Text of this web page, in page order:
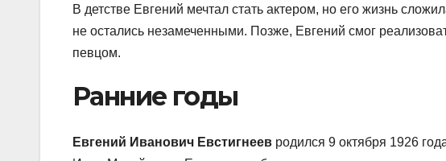
В детстве Евгений мечтал стать актером, но его жизнь
не остались незамеченными. Позже, Евгений смог
певцом.
Ранние годы
Евгений Иванович Евстигнеев родился 9 октября 1926